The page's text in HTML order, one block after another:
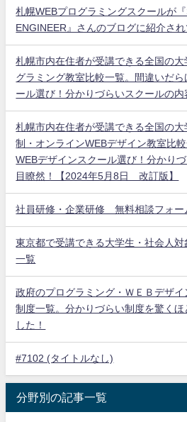
札幌WEBプログラミングスクールが
ENGINEER』さんのブログに紹介され
札幌市内在住者が受講できる全国の
グラミング教室比較一覧。間違いだ
ール選び！分かりづらいスクールの内
札幌市内在住者が受講できる全国の
制・オンラインWEBデザイン教室比
WEBデザインスクール選び！分かり
目瞭然！【2024年5月8日 改訂版】
社員研修・企業研修 無料相談フォー
東京都で受講できる大学生・社会人
一覧
政府のプログラミング・ＷＥＢデザ
制度一覧。分かりづらい制度を驚くほ
した！
#7102 (タイトルなし)
分野別の記事一覧